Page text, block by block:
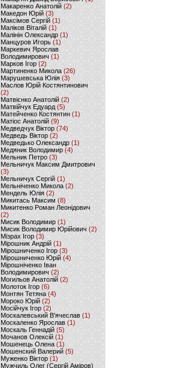
Макаренко Анатолій (2)
Македон Юрій(3)
Максімов Сергій (1)
Маліков Віталій (1)
Малінін Олександр (1)
Манцуров Игорь (1)
Маркевич Ярослав
Володимирович (1)
Марков Ігор (2)
Мартиненко Микола (26)
Марушевська Юлія (3)
Маслов Юрій Костянтинович
(2)
Матвієнко Анатолій (2)
Матвійчук Едуард(5)
Матейченко Костянтин (1)
Матіос Анатолій (9)
Медведчук Віктор(74)
Медведь Віктор (2)
Медведько Олександр (1)
Медяник Володимир(4)
Мельник Петро (3)
Мельничук Максим Дмитрович
(3)
Мельничук Сергій (1)
Мельніченко Микола (2)
Мендель Юлія (2)
Микитась Максим (8)
Микитенко Роман Леонідович
(2)
Мисик Володимир (1)
Мисик Володимир Юрійович(2)
Мізрах Ігор(3)
Мірошник Андрій(1)
Мірошниченко Ігор (3)
Мірошниченко Юрій(4)
Мірошніченко Іван
Володимирович (2)
Могильов Анатолій (2)
Молоток Ігор (6)
Монтян Тетяна (4)
Мороко Юрій(2)
Мосійчук Ігор (2)
Москалевський В'ячеслав (1)
Москаленко Ярослав (1)
Москаль Геннадій (5)
Мочанов Олексій(1)
Мошенець Олена(1)
Мошенский Валерий (5)
Муженко Віктор (1)
Мужчиль Олег (Сергій Аміров)